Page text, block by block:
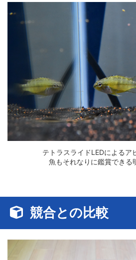
テトラスライドLEDによるア
魚もそれなりに鑑賞できる
競合との比較